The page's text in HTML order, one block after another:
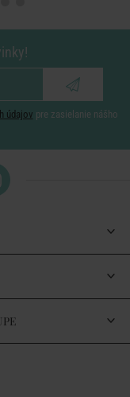
údajov pre zasielanie nášho